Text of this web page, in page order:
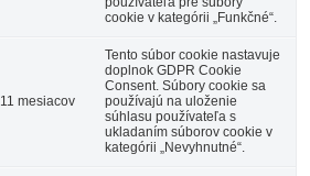
cookie v kategórii „Funkčné“.
11 mesiacov
Tento súbor cookie nastavuje
doplnok GDPR Cookie
Consent. Súbory cookie sa
používajú na uloženie
súhlasu používateľa s
ukladaním súborov cookie v
kategórii „Nevyhnutné“.